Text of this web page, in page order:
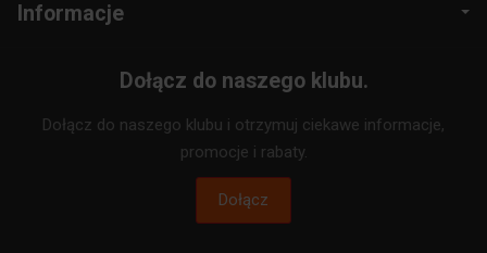
Informacje
Dołącz do naszego klubu.
Dołącz do naszego klubu i otrzymuj ciekawe informacje,
promocje i rabaty.
Dołącz